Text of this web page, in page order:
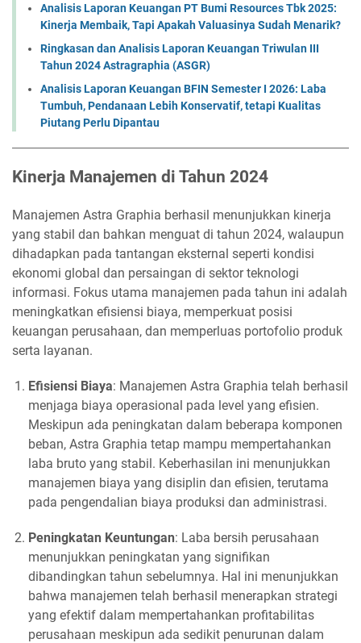
Analisis Laporan Keuangan PT Bumi Resources Tbk 2025:
Kinerja Membaik, Tapi Apakah Valuasinya Sudah Menarik?
Ringkasan dan Analisis Laporan Keuangan Triwulan III
Tahun 2024 Astragraphia (ASGR)
Analisis Laporan Keuangan BFIN Semester I 2026: Laba
Tumbuh, Pendanaan Lebih Konservatif, tetapi Kualitas
Piutang Perlu Dipantau
Kinerja Manajemen di Tahun 2024
Manajemen Astra Graphia berhasil menunjukkan kinerja
yang stabil dan bahkan menguat di tahun 2024, walaupun
dihadapkan pada tantangan eksternal seperti kondisi
ekonomi global dan persaingan di sektor teknologi
informasi. Fokus utama manajemen pada tahun ini adalah
meningkatkan efisiensi biaya, memperkuat posisi
keuangan perusahaan, dan memperluas portofolio produk
serta layanan.
Efisiensi Biaya: Manajemen Astra Graphia telah berhasil
menjaga biaya operasional pada level yang efisien.
Meskipun ada peningkatan dalam beberapa komponen
beban, Astra Graphia tetap mampu mempertahankan
laba bruto yang stabil. Keberhasilan ini menunjukkan
manajemen biaya yang disiplin dan efisien, terutama
pada pengendalian biaya produksi dan administrasi.
Peningkatan Keuntungan: Laba bersih perusahaan
menunjukkan peningkatan yang signifikan
dibandingkan tahun sebelumnya. Hal ini menunjukkan
bahwa manajemen telah berhasil menerapkan strategi
yang efektif dalam mempertahankan profitabilitas
perusahaan meskipun ada sedikit penurunan dalam